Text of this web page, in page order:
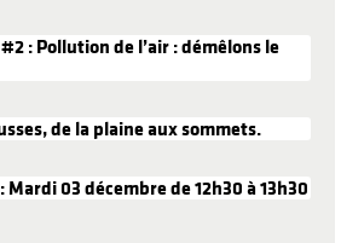
: Pollution de l’air : démêlons le
de la plaine aux sommets.
03 décembre de 12h30 à 13h30